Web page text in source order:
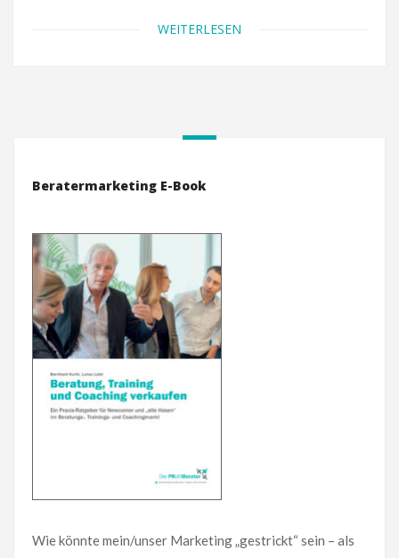
WEITERLESEN
Beratermarketing E-Book
Wie könnte mein/unser Marketing „gestrickt“ sein – als